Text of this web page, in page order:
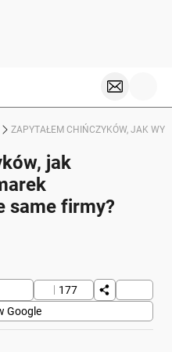
ZAPYTAŁEM CHIŃCZYKÓW, JAK
jak
same firmy?
177
Google